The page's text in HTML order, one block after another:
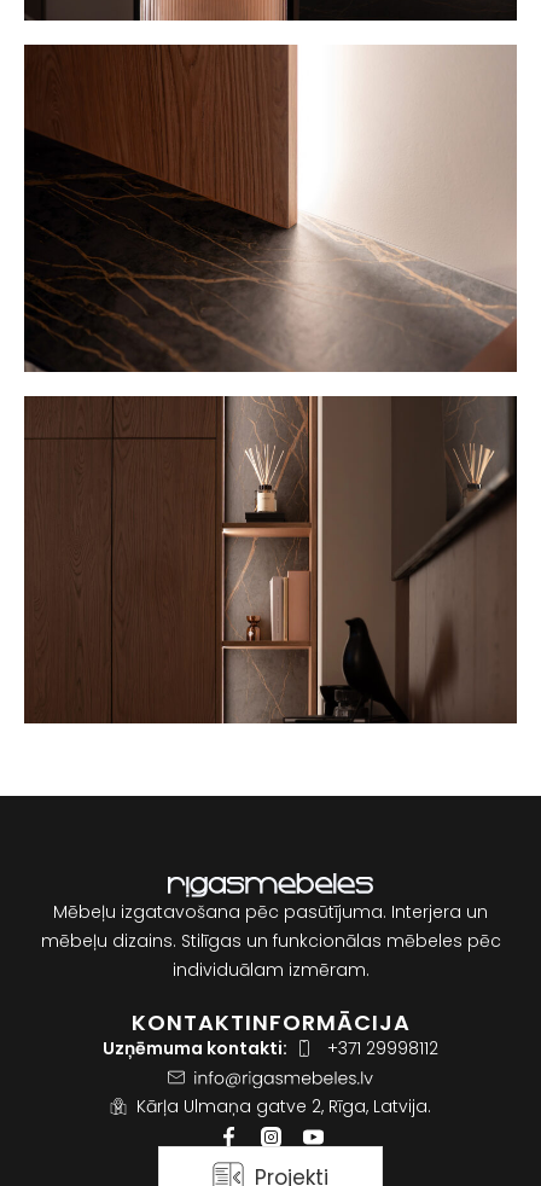
Mēbeļu izgatavošana pēc pasūtījuma. Interjera un
mēbeļu dizains. Stilīgas un funkcionālas mēbeles pēc
individuālam izmēram.
KONTAKTINFORMĀCIJA
Uzņēmuma kontakti: +371 29998112
Kārļa Ulmaņa gatve 2, Rīga, Latvija.
Projekti